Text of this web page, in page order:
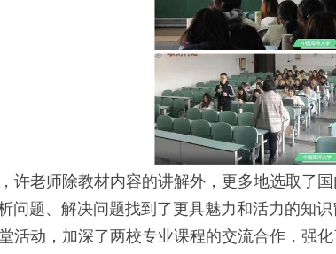
许老师除教材内容的讲解外，更多地选取了
问题、解决问题找到了更具魅力和活力的知识
活动，加深了两校专业课程的交流合作，强